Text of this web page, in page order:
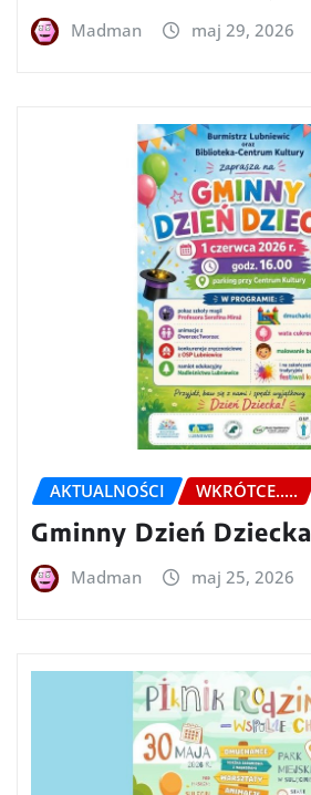
Madman maj 29, 2026
AKTUALNOŚCI WKRÓTCE.....
Gminny Dzień Dziecka
Madman maj 25, 2026